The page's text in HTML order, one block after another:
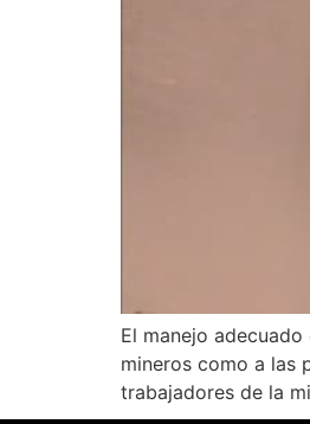
El manejo
mineros como a las
trabajadores de la